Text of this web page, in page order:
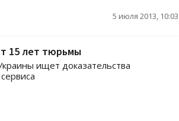
5 июля 2013, 10:03
15 лет тюрьмы
ищет доказательства